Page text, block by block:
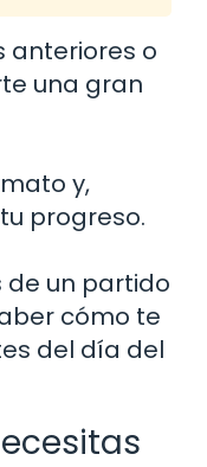
anteriores o
una gran
y,
progreso.
de un partido
cómo te
del día del